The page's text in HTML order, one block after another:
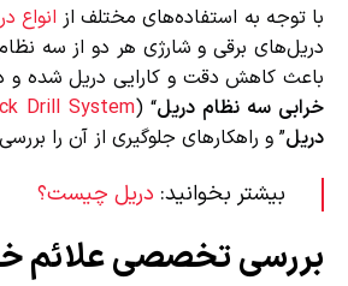
با توجه به استفاده‌های مختلف ازانواع
دریل‌های برقی و شارژی هر دو از سه
باعث کاهش دقت و کارایی دریل شده و
خرابی سه نظام دریل“ (
Drill System
دریل” و راهکارهای جلوگیری از آن را
بیشتر بخوانید:دریل چیست؟
بررسی تخصصی علائم